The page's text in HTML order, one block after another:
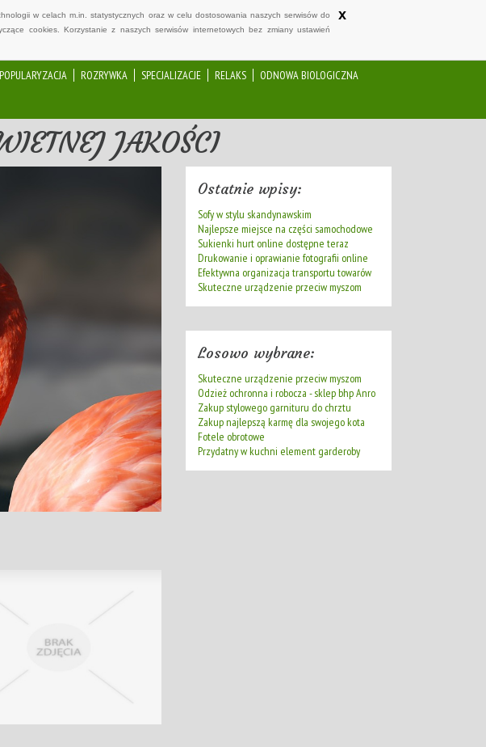
w celach m.in. statystycznych oraz w celu dostosowania naszych serwisów do
cookies. Korzystanie z naszych serwisów internetowych bez zmiany ustawień
x
POPULARYZACJA ROZRYWKA SPECJALIZACJE RELAKS
ODNOWA BIOLOGICZNA
JAKOŚCI
Ostatnie wpisy:
Sofy w stylu skandynawskim
Najlepsze miejsce na części samochodowe
Sukienki hurt online dostępne teraz
Drukowanie i oprawianie fotografii online
Efektywna organizacja transportu towarów
Skuteczne urządzenie przeciw myszom
Losowo wybrane:
Skuteczne urządzenie przeciw myszom
Odzież ochronna i robocza - sklep bhp Anro
Zakup stylowego garnituru do chrztu
Zakup najlepszą karmę dla swojego kota
Fotele obrotowe
Przydatny w kuchni element garderoby